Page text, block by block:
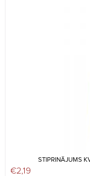
STIPRINĀJUMS
€2,19